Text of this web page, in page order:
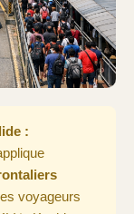
:
voyageurs